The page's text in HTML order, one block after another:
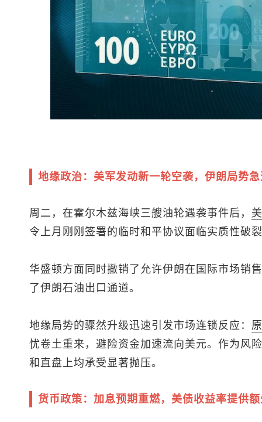
地缘政治：美军发动新一轮空袭，伊朗局势
周二，在霍尔木兹海峡三艘油轮遇袭事件后，
令上月刚刚签署的临时和平协议面临实质性破
华盛顿方面同时撤销了允许伊朗在国际市场销
了伊朗石油出口通道。
地缘局势的骤然升级迅速引发市场连锁反应：
忧卷土重来，避险资金加速流向美元。作为风
和直盘上均承受显著抛压。
货币政策：加息预期重燃，美债收益率提供